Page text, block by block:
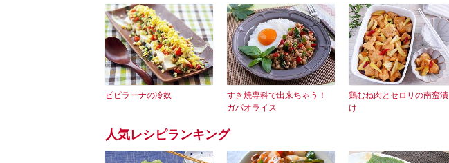
ピピラーナの冷奴
すき焼専科で出来ちゃう！
ガパオライス
鶏むね肉とセロリの南蛮漬
け
人気レシピランキング